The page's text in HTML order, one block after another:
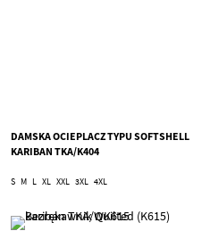
DAMSKA OCIEPLACZ TYPU SOFTSHELL
KARIBAN TKA/K404
S M L XL XXL 3XL 4XL